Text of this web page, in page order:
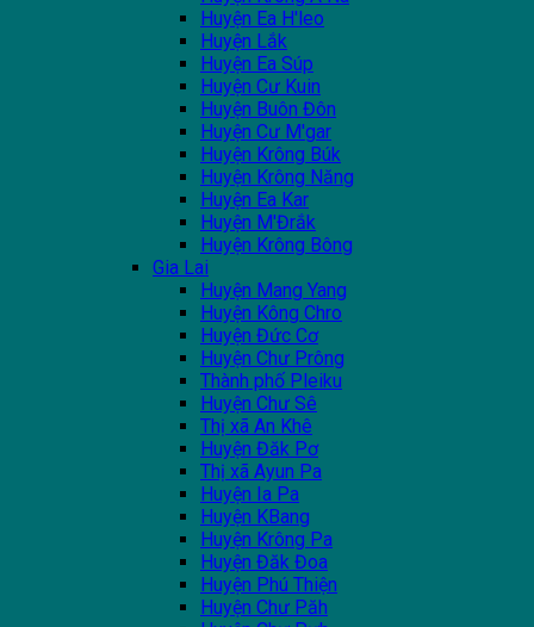
Huyện Ea H'leo
Huyện Lắk
Huyện Ea Súp
Huyện Cư Kuin
Huyện Buôn Đôn
Huyện Cư M'gar
Huyện Krông Búk
Huyện Krông Năng
Huyện Ea Kar
Huyện M'Đrắk
Huyện Krông Bông
Gia Lai
Huyện Mang Yang
Huyện Kông Chro
Huyện Đức Cơ
Huyện Chư Prông
Thành phố Pleiku
Huyện Chư Sê
Thị xã An Khê
Huyện Đăk Pơ
Thị xã Ayun Pa
Huyện Ia Pa
Huyện KBang
Huyện Krông Pa
Huyện Đăk Đoa
Huyện Phú Thiện
Huyện Chư Păh